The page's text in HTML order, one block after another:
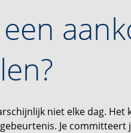
niet elke dag.
Je